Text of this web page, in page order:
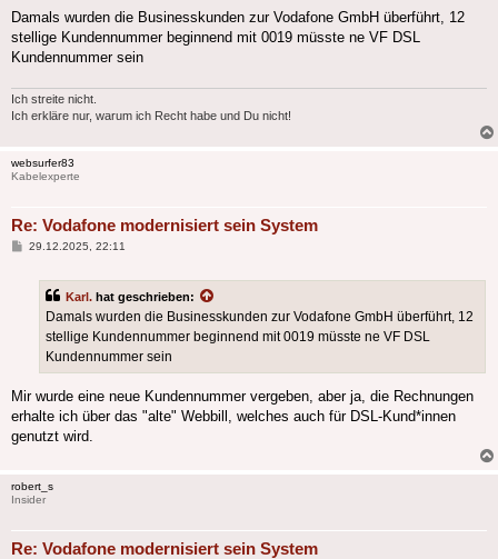
Damals wurden die Businesskunden zur Vodafone GmbH überführt, 12
stellige Kundennummer beginnend mit 0019 müsste ne VF DSL
Kundennummer sein
Ich streite nicht.
Ich erkläre nur, warum ich Recht habe und Du nicht!
websurfer83
Kabelexperte
Re: Vodafone modernisiert sein System
Beitrag
29.12.2025, 22:11
Karl. hat geschrieben:
Damals wurden die Businesskunden zur Vodafone GmbH überführt, 12
stellige Kundennummer beginnend mit 0019 müsste ne VF DSL
Kundennummer sein
Mir wurde eine neue Kundennummer vergeben, aber ja, die Rechnungen
erhalte ich über das "alte" Webbill, welches auch für DSL-Kund*innen
genutzt wird.
robert_s
Insider
Re: Vodafone modernisiert sein System